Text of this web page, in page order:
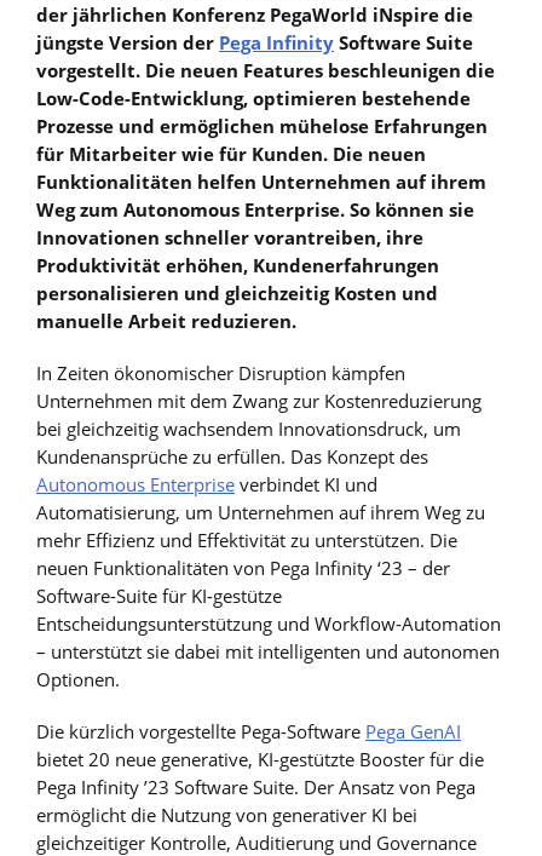
der jährlichen Konferenz PegaWorld iNspire die
jüngste Version der Pega Infinity Software Suite
vorgestellt. Die neuen Features beschleunigen die
Low-Code-Entwicklung, optimieren bestehende
Prozesse und ermöglichen mühelose Erfahrungen
für Mitarbeiter wie für Kunden. Die neuen
Funktionalitäten helfen Unternehmen auf ihrem
Weg zum Autonomous Enterprise. So können sie
Innovationen schneller vorantreiben, ihre
Produktivität erhöhen, Kundenerfahrungen
personalisieren und gleichzeitig Kosten und
manuelle Arbeit reduzieren.
In Zeiten ökonomischer Disruption kämpfen
Unternehmen mit dem Zwang zur Kostenreduzierung
bei gleichzeitig wachsendem Innovationsdruck, um
Kundenansprüche zu erfüllen. Das Konzept des
Autonomous Enterprise verbindet KI und
Automatisierung, um Unternehmen auf ihrem Weg zu
mehr Effizienz und Effektivität zu unterstützen. Die
neuen Funktionalitäten von Pega Infinity ‘23 – der
Software-Suite für KI-gestütze
Entscheidungsunterstützung und Workflow-Automation
– unterstützt sie dabei mit intelligenten und autonomen
Optionen.
Die kürzlich vorgestellte Pega-Software Pega GenAI
bietet 20 neue generative, KI-gestützte Booster für die
Pega Infinity ’23 Software Suite. Der Ansatz von Pega
ermöglicht die Nutzung von generativer KI bei
gleichzeitiger Kontrolle, Auditierung und Governance